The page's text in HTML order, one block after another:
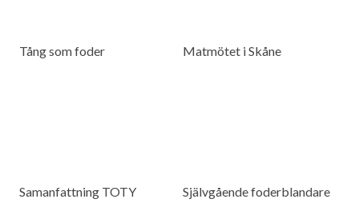
Tång som foder Matmötet i Skåne
Samanfattning TOTY Självgående foderblandare